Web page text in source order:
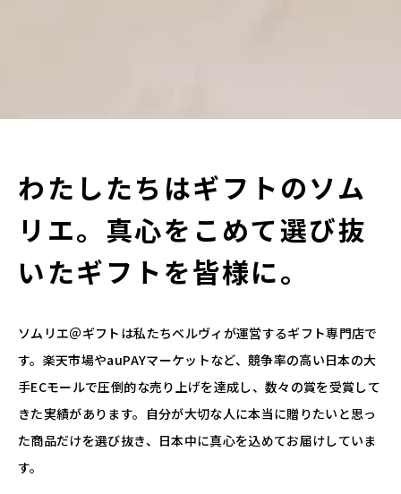
わたしたちはギフトのソム
リエ。 真心をこめて選び抜
いたギフトを皆様に。
ソムリエ＠ギフトは私たちベルヴィが運営するギフト専門店で
す。楽天市場やauPAYマーケットなど、競争率の高い日本の大
手ECモールで圧倒的な売り上げを達成し、数々の賞を受賞して
きた実績があります。自分が大切な人に本当に贈りたいと思っ
た商品だけを選び抜き、日本中に真心を込めてお届けしていま
す。